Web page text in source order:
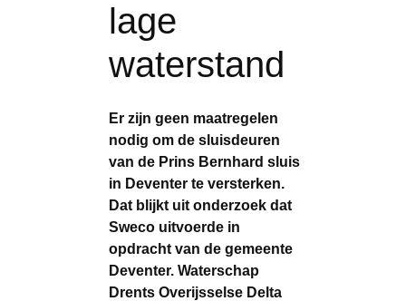
lage
waterstand
Er zijn geen maatregelen
nodig om de sluisdeuren
van de Prins Bernhard sluis
in Deventer te versterken.
Dat blijkt uit onderzoek dat
Sweco uitvoerde in
opdracht van de gemeente
Deventer. Waterschap
Drents Overijsselse Delta